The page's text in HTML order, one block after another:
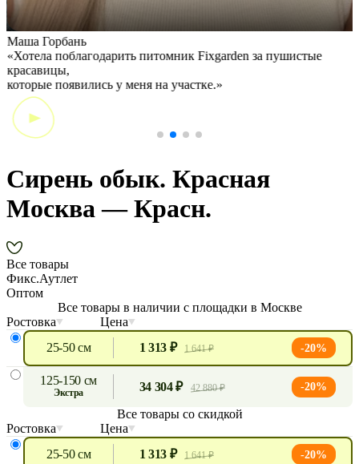
Маша Горбань
«Хотела поблагодарить питомник Fixgarden за пушистые
красавицы,
которые появились у меня на участке.»
Сирень обык. Красная
Москва — Красн.
Все товары
Фикс.Аутлет
Оптом
Все товары в наличии с площадки в Москве
Ростовка
Цена
25-50 см
1 313 ₽ 1 641 ₽ -20%
125-150 см
экстра 34 304 ₽ 42 880 ₽ -20%
Все товары со скидкой
Ростовка
Цена
25-50 см
1 313 ₽ 1 641 ₽ -20%